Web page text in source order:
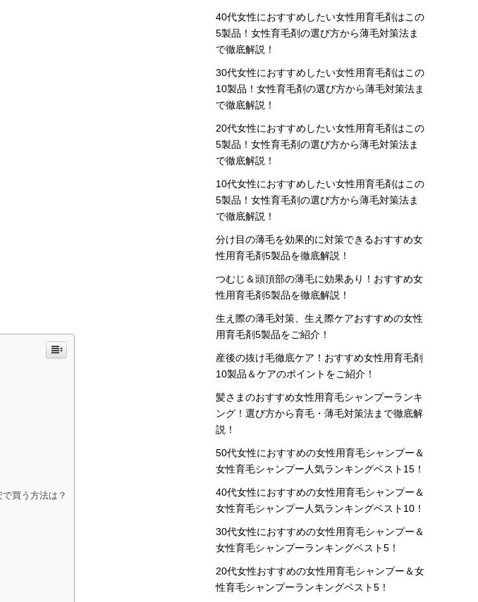
買う方法は？
40代女性におすすめしたい女性用育毛剤はこの
5製品！女性育毛剤の選び方から薄毛対策法ま
で徹底解説！
30代女性におすすめしたい女性用育毛剤はこの
10製品！女性育毛剤の選び方から薄毛対策法ま
で徹底解説！
20代女性におすすめしたい女性用育毛剤はこの
5製品！女性育毛剤の選び方から薄毛対策法ま
で徹底解説！
10代女性におすすめしたい女性用育毛剤はこの
5製品！女性育毛剤の選び方から薄毛対策法ま
で徹底解説！
分け目の薄毛を効果的に対策できるおすすめ女
性用育毛剤5製品を徹底解説！
つむじ＆頭頂部の薄毛に効果あり！おすすめ女
性用育毛剤5製品を徹底解説！
生え際の薄毛対策、生え際ケアおすすめの女性
用育毛剤5製品をご紹介！
産後の抜け毛徹底ケア！おすすめ女性用育毛剤
10製品＆ケアのポイントをご紹介！
髪さまのおすすめ女性用育毛シャンプーランキ
ング！選び方から育毛・薄毛対策法まで徹底解
説！
50代女性におすすめの女性用育毛シャンプー＆
女性育毛シャンプー人気ランキングベスト15！
40代女性におすすめの女性用育毛シャンプー＆
女性育毛シャンプー人気ランキングベスト10！
30代女性におすすめの女性用育毛シャンプー＆
女性育毛シャンプーランキングベスト5！
20代女性おすすめの女性用育毛シャンプー＆女
性育毛シャンプーランキングベスト5！